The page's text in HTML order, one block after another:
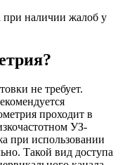
при наличии жалоб у
не требует.
проходит в
УЗ-
при использовании
Такой вид доступа